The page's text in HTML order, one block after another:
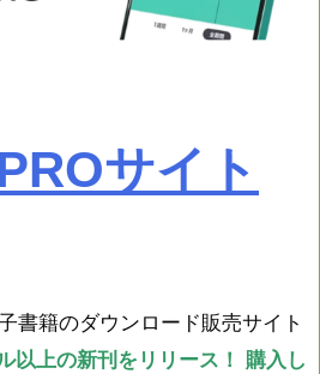
サイト
書籍のダウンロード販売サイト
以上の新刊をリリース！
購入し